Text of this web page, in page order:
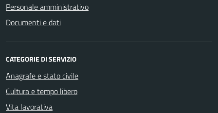
Personale amministrativo
Documenti e dati
CATEGORIE DI SERVIZIO
Anagrafe e stato civile
Cultura e tempo libero
Vita lavorativa